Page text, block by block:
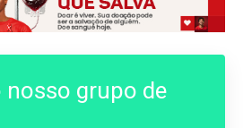
nosso grupo de